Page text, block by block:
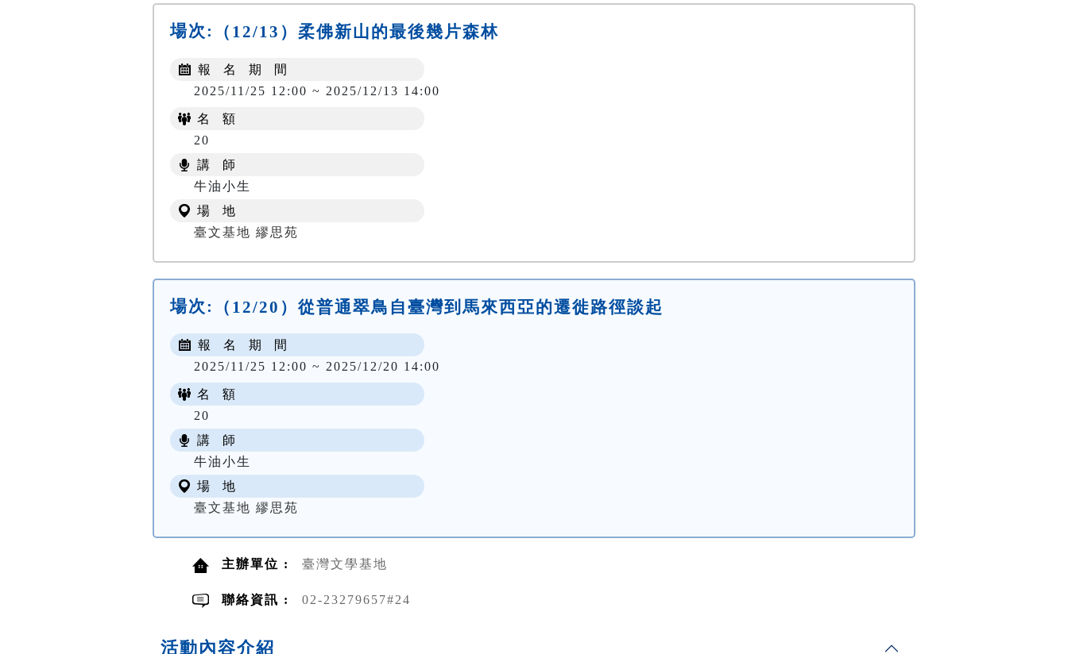
場次: （12/13）柔佛新山的最後幾片森林
報 名 期 間
2025/11/25 12:00 ~ 2025/12/13 14:00
名 額
20
講 師
牛油小生
場 地
臺文基地 繆思苑
場次: （12/20）從普通翠鳥自臺灣到馬來西亞的遷徙路徑談起
報 名 期 間
2025/11/25 12:00 ~ 2025/12/20 14:00
名 額
20
講 師
牛油小生
場 地
臺文基地 繆思苑
主辦單位 : 臺灣文學基地
聯絡資訊 : 02-23279657#24
活動內容介紹